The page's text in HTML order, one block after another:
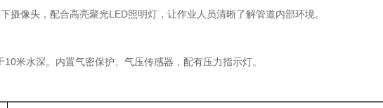
摄像头，配合高亮聚光LED照明灯，让作业人员清晰了解管道内部环境。
米水深。内置气密保护、气压传感器，配有压力指示灯。